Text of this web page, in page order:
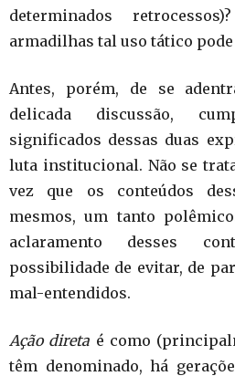
determinados
armadilhas tal uso tático
Antes, porém, de se
delicada discussão,
significados dessas duas
luta institucional. Não se
vez que os conteúdos
mesmos, um tanto
aclaramento desses
possibilidade de evitar, de
mal-entendidos.
Ação direta é como
têm denominado, há